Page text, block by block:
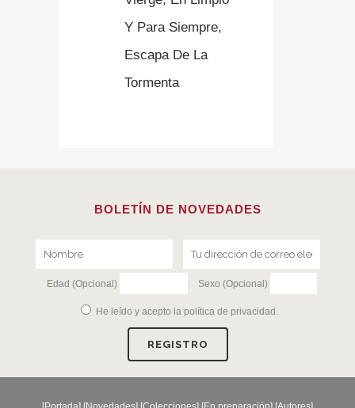
Y Para Siempre,
Escapa De La
Tormenta
BOLETÍN DE NOVEDADES
Edad (Opcional) Sexo (Opcional)
He leído y acepto la política de privacidad .